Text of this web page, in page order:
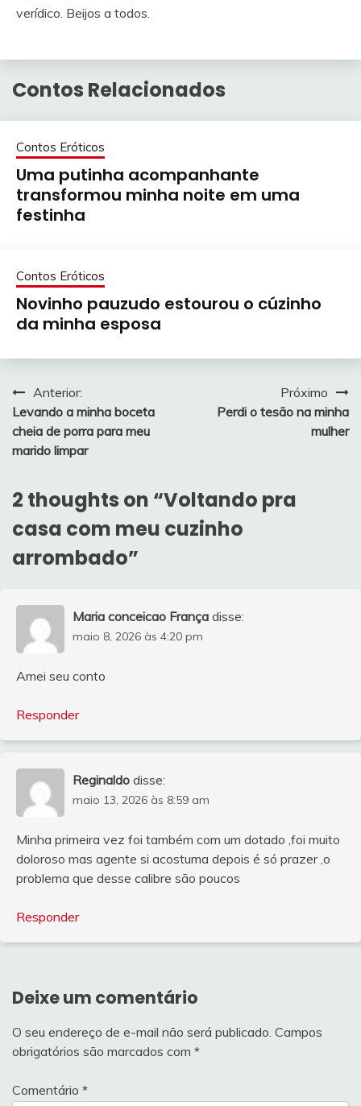
verídico. Beijos a todos.
Contos Relacionados
Contos Eróticos
Uma putinha acompanhante
transformou minha noite em uma
festinha
Contos Eróticos
Novinho pauzudo estourou o cúzinho
da minha esposa
Navegação
de
Post
Anterior:
Levando a minha boceta
cheia de porra para meu
marido limpar
Próximo
Perdi o tesão na minha
mulher
2 thoughts on “Voltando pra
casa com meu cuzinho
arrombado”
Maria conceicao França disse:
maio 8, 2026 às 4:20 pm
Amei seu conto
Responder
Reginaldo disse:
maio 13, 2026 às 8:59 am
Minha primeira vez foi também com um dotado ,foi muito
doloroso mas agente si acostuma depois é só prazer ,o
problema que desse calibre são poucos
Responder
Deixe um comentário
O seu endereço de e-mail não será publicado. Campos
obrigatórios são marcados com *
Comentário *